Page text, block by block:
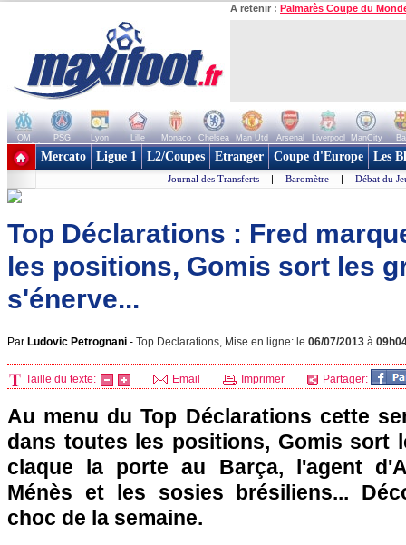
A retenir : Palmarès Coupe du
OM PSG Lyon Lille Monaco Chelsea Man Utd Arsenal Liverpool ManCity
+ de clubs
Mercato Ligue 1 L2/Coupes Etranger Coupe d'Europe Les
Journal des Transferts | Baromètre | Débat du
Top Déclarations : Fred
les positions, Gomis sort les
s'énerve...
Par Ludovic Petrognani - Top Declarations, Mise en ligne: le 06/07/2013 à
Taille du texte: Email Imprimer Partager:
Au menu du Top Déclarations cette
dans toutes les positions, Gomis sort
claque la porte au Barça, l'agent
Ménès et les sosies brésiliens...
choc de la semaine.